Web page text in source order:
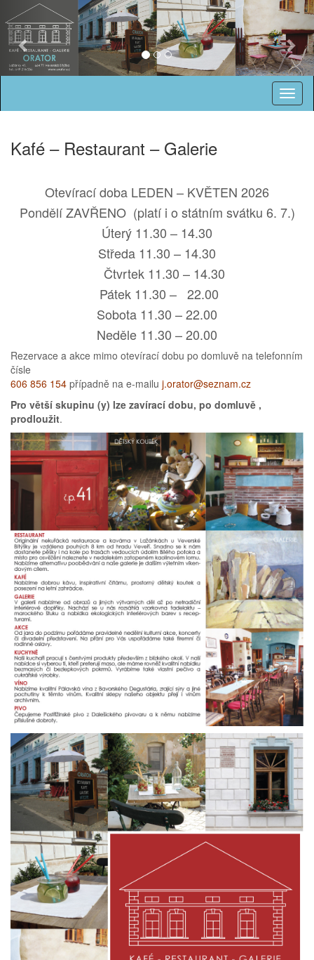
Previous
Kafé – Restaurant – Galerie
Otevírací doba LEDEN – KVĚTEN 2026
Pondělí ZAVŘENO (platí i o státním svátku 6. 7.)
Úterý 11.30 – 14.30
Středa 11.30 – 14.30
Čtvrtek 11.30 – 14.30
Pátek 11.30 – 22.00
Sobota 11.30 – 22.00
Neděle 11.30 – 20.00
Rezervace a akce mimo otevírací dobu po domluvě na telefonním
čísle
606 856 154 případně na e-mailu j.orator@seznam.cz
Pro větší skupinu (y) lze zavírací dobu, po domluvě ,
prodloužit.